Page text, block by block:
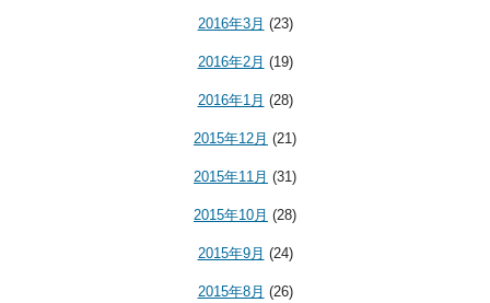
2016年3月 (23)
2016年2月 (19)
2016年1月 (28)
2015年12月 (21)
2015年11月 (31)
2015年10月 (28)
2015年9月 (24)
2015年8月 (26)